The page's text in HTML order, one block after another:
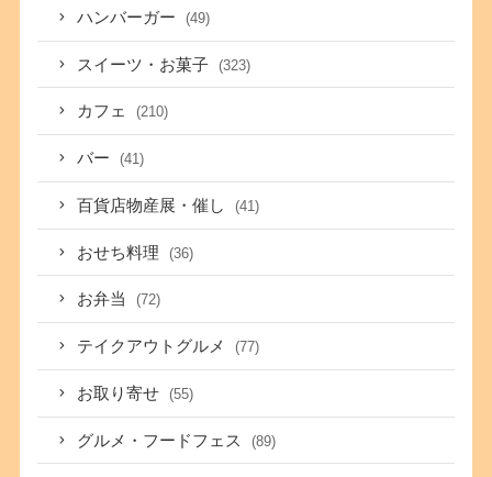
ハンバーガー (49)
スイーツ・お菓子 (323)
カフェ (210)
バー (41)
百貨店物産展・催し (41)
おせち料理 (36)
お弁当 (72)
テイクアウトグルメ (77)
お取り寄せ (55)
グルメ・フードフェス (89)